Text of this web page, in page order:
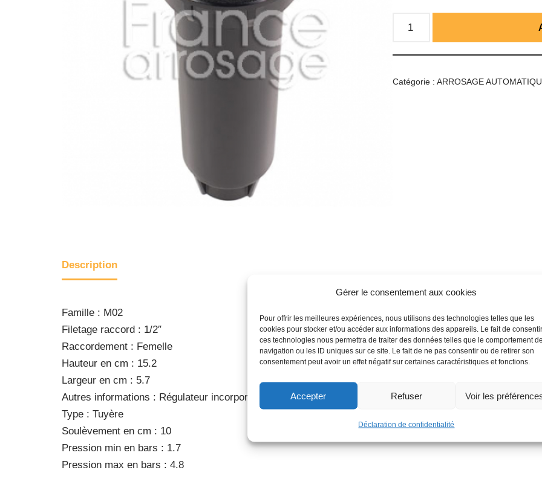
Gérer le consentement aux cookies
Pour offrir les meilleures expériences, nous utilisons des technologies telles que les
cookies pour stocker et/ou accéder aux informations des appareils. Le fait de
ces technologies nous permettra de traiter des données telles que le comportement
navigation ou les ID uniques sur ce site. Le fait de ne pas consentir ou de retirer son
consentement peut avoir un effet négatif sur certaines caractéristiques et fonctions.
Accepter Refuser Voir les
Déclaration de confidentialité
Catégorie :ARROSAGE
Description
Famille : M02
Filetage raccord : 1/2″
Raccordement : Femelle
Hauteur en cm : 15.2
Largeur en cm : 5.7
Autres informations : Régulateur incorporé 3.1 bar
Type : Tuyère
Soulèvement en cm : 10
Pression min en bars : 1.7
Pression max en bars : 4.8